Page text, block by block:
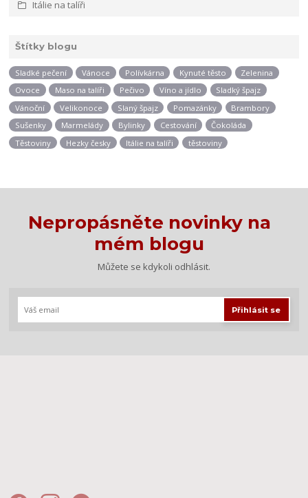
Itálie na talíři
Štítky blogu
Sladké pečení Vánoce Polívkárna Kynuté těsto
Zelenina
Ovoce
Maso na talíři Pečivo Víno a jídlo
Sladký špajz
Vánoční
Velikonoce Slaný špajz Pomazánky
Brambory
Sušenky
Marmelády Bylinky Cestování
Čokoláda
Těstoviny
Hezky česky Itálie na talíři těstoviny
Nepropásněte novinky na
mém blogu
Můžete se kdykoli odhlásit.
Přihlásit se